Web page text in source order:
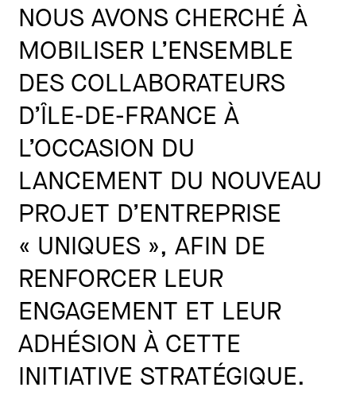
NOUS AVONS CHERCHÉ À
MOBILISER L’ENSEMBLE
DES COLLABORATEURS
D’ÎLE-DE-FRANCE À
L’OCCASION DU
LANCEMENT DU NOUVEAU
PROJET D’ENTREPRISE
« UNIQUES », AFIN DE
RENFORCER LEUR
ENGAGEMENT ET LEUR
ADHÉSION À CETTE
INITIATIVE STRATÉGIQUE.